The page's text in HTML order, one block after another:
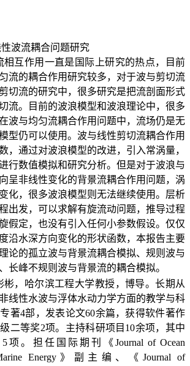
波流耦合问题研究
互作用一直是国际上研究的热点，目前
流的耦合作用研究较多，对于波与剪切流
切流的研究中，很多研究是把流剖面形式
流。目前的波浪模型和波浪理论中，很多
波与均匀流耦合作用问题中，流场仍是无
型仍可以使用。波与线性剪切流耦合作用
，通过对波浪模型的改进，引入常涡量，
行数值模拟和研究分析。但是对于波浪与
呈非线性变化的背景流耦合作用问题，涡
化，很多波浪模型则无法继续使用。层析
出发，可以求解有旋流动问题，推导过程
假定，也没有引入任何小参数假设。仅仅
沿水深方向变化的形状函数，本报告主要
论的孤立波与背景流耦合模拟、规则波与
长峰不规则波与背景流的耦合模拟。
，哈尔滨工程大学教授，博导。长期从
线性水波与浮体水动力学方面的教学与科
著4部，发表论文60余篇，获得软件著作
二等奖2项。主持科研项目 10余项，其中
5项。担任国际期刊《 Journal of Ocean
Energy 》副主编、《 Journal of